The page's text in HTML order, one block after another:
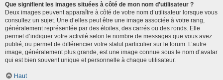
Que signifient les images situées à côté de mon nom d’utilisateur ?
Deux images peuvent apparaître à côté de votre nom d’utilisateur lorsque vous
consultez un sujet. Une d’elles peut être une image associée à votre rang,
généralement représentée par des étoiles, des carrés ou des ronds. Elle
permet d’indiquer votre activité selon le nombre de messages que vous avez
publié, ou permet de différencier votre statut particulier sur le forum. L’autre
image, généralement plus grande, est une image connue sous le nom d’avatar
qui est bien souvent unique et personnelle à chaque utilisateur.
Haut